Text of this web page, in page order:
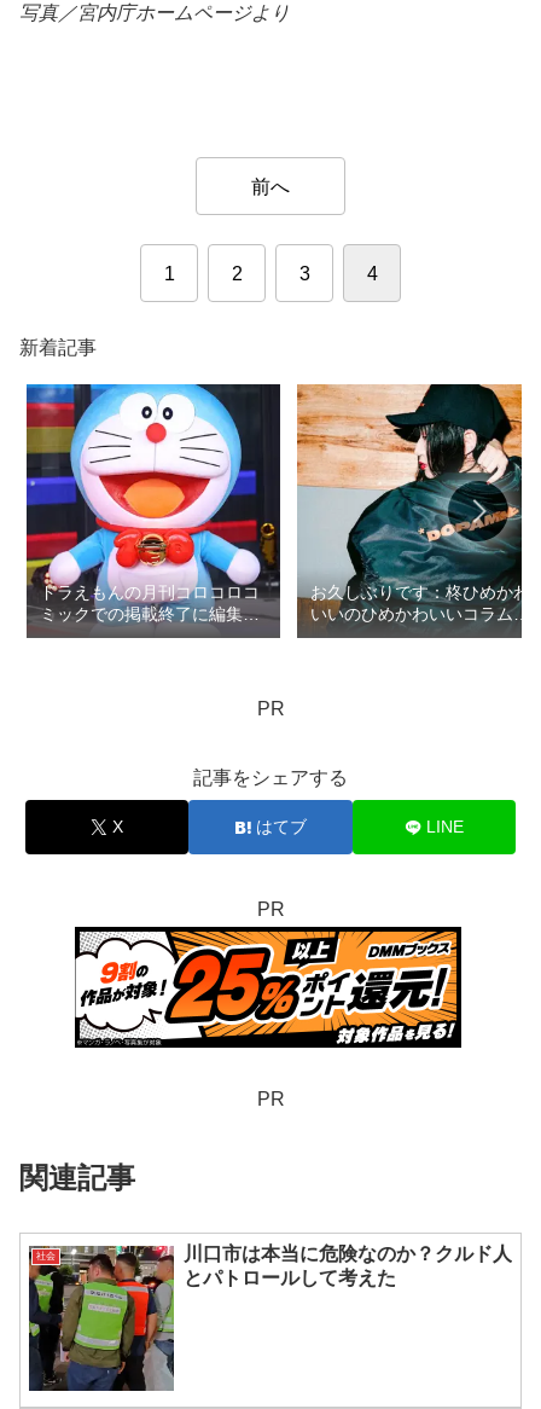
写真／宮内庁ホームページより
前へ
1 2 3 4
新着記事
ドラえもんの月刊コロコロコ
ミックでの掲載終了に編集部
の無礼疑惑：ロマン優光連載
お久しぶりです：柊ひめかわ
いいのひめかわいいコラム第
5回
PR
記事をシェアする
X はてブ LINE
PR
PR
関連記事
社会
川口市は本当に危険なのか？クルド人
とパトロールして考えた